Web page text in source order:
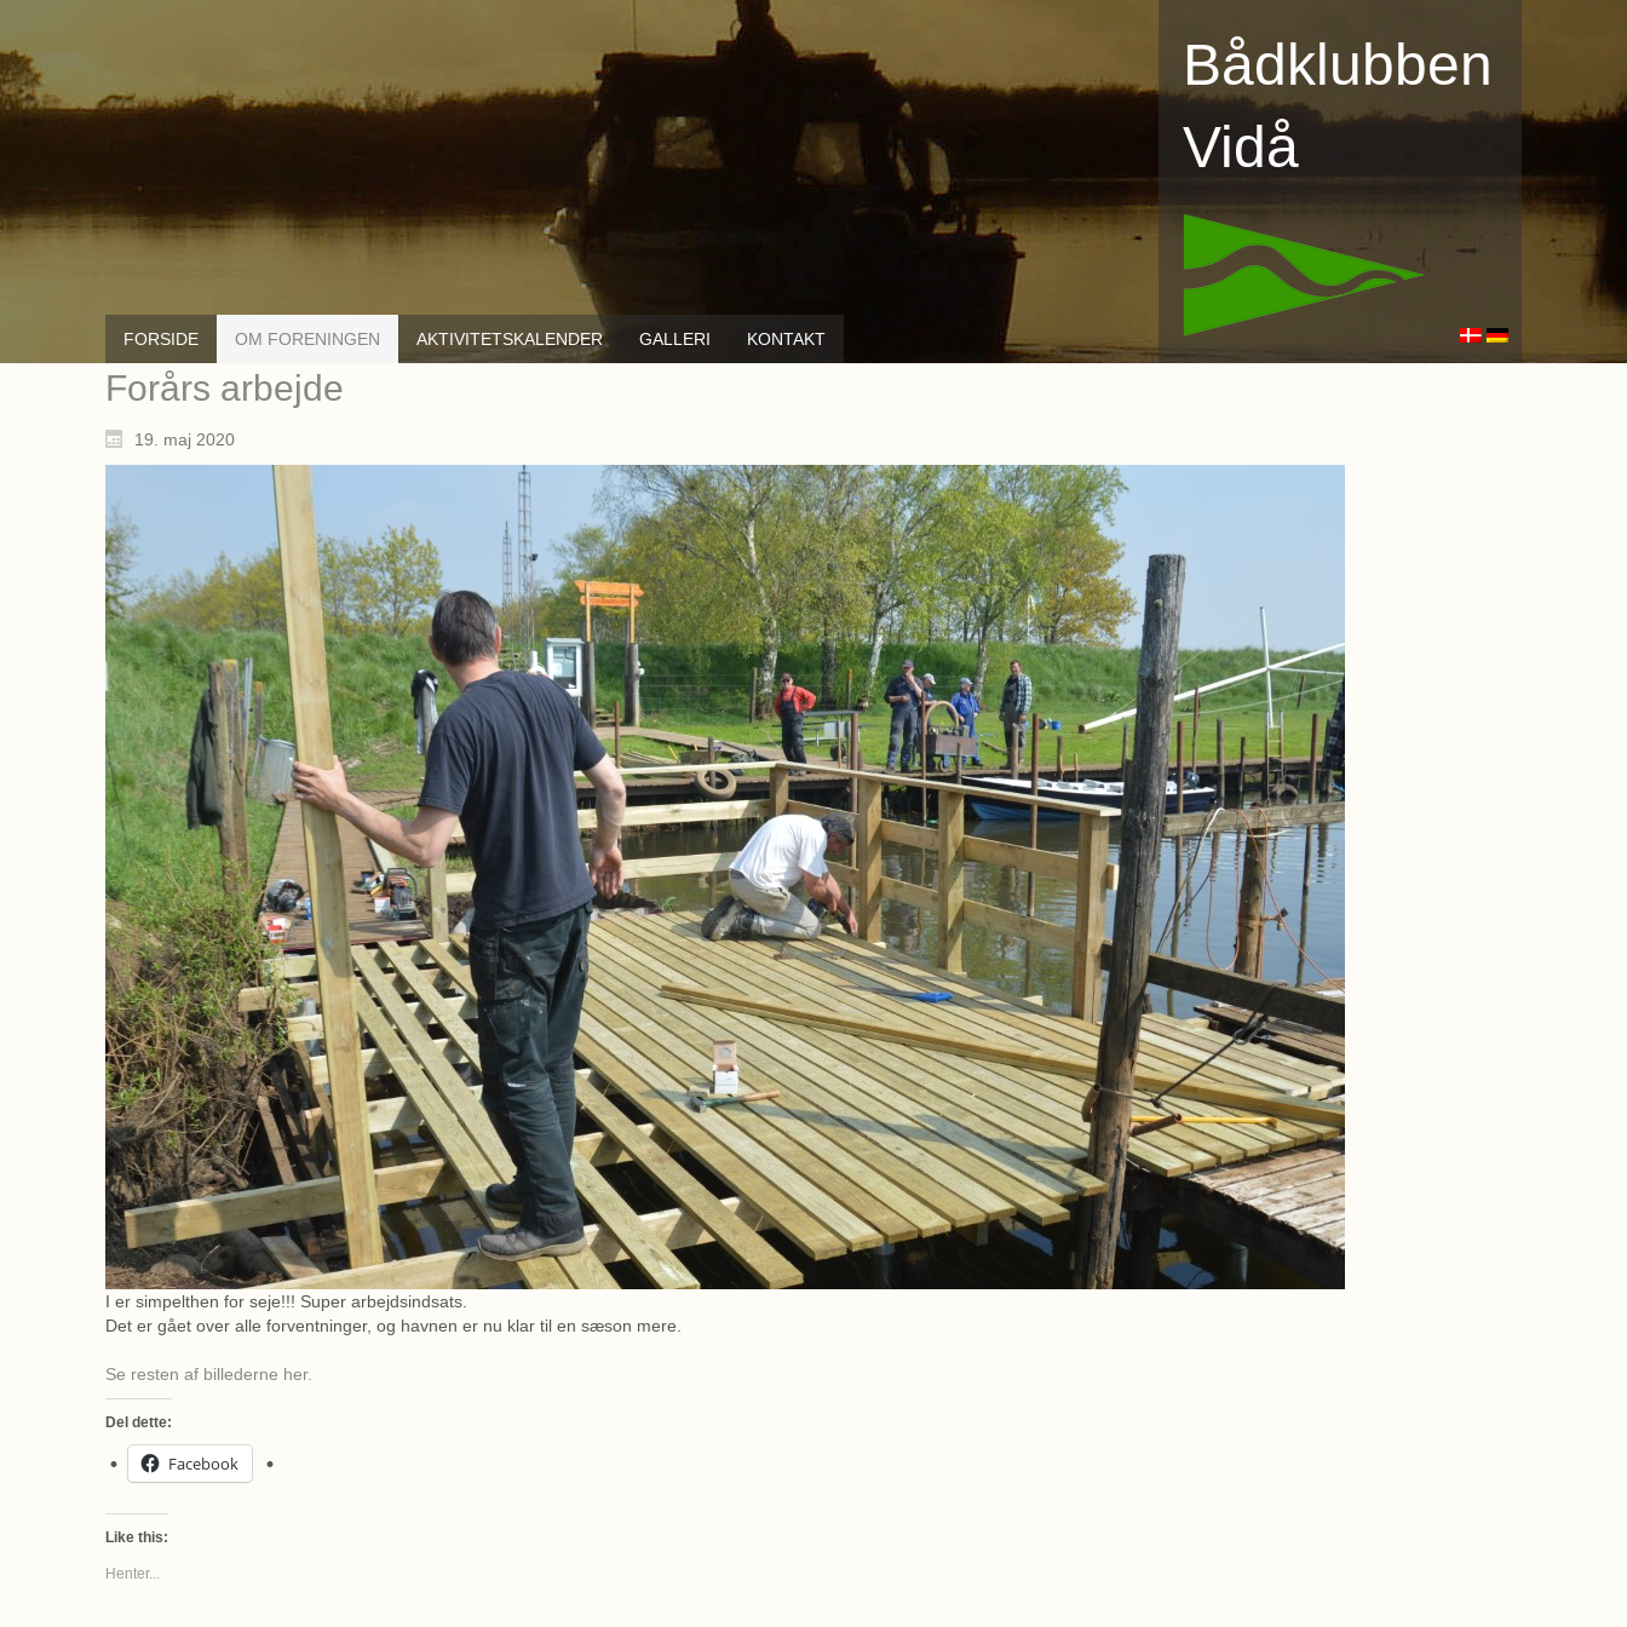
FORSIDE OM FORENINGEN AKTIVITETSKALENDER GALLERI KONTAKT
Bådklubben
Vidå
Forårs arbejde
19. maj 2020
I er simpelthen for seje!!! Super arbejdsindsats.
Det er gået over alle forventninger, og havnen er nu klar til en sæson mere.
Se resten af billederne her.
Del dette:
Facebook
Like this:
Henter...